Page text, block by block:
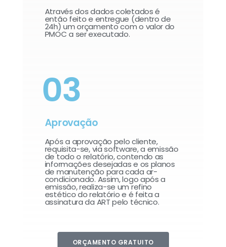
Através dos dados coletados é
então feito e entregue (dentro de
24h) um orçamento com o valor do
PMOC a ser executado.
03
Aprovação
Após a aprovação pelo cliente,
requisita-se, via software, a emissão
de todo o relatório, contendo as
informações desejadas e os planos
de manutenção para cada ar-
condicionado. Assim, logo após a
emissão, realiza-se um refino
estético do relatório e é feita a
assinatura da ART pelo técnico.
ORÇAMENTO GRATUITO